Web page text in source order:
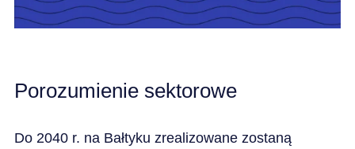
Porozumienie sektorowe
Do 2040 r. na Bałtyku zrealizowane zostaną